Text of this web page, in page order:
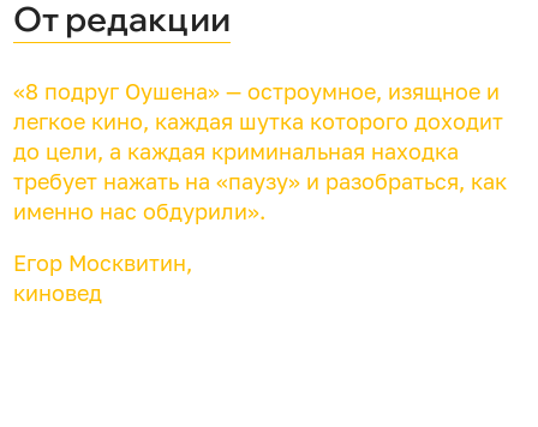
От редакции
«8 подруг Оушена» — остроумное, изящное и
легкое кино, каждая шутка которого доходит
до цели, а каждая криминальная находка
требует нажать на «паузу» и разобраться, как
именно нас обдурили».
Егор Москвитин,
киновед